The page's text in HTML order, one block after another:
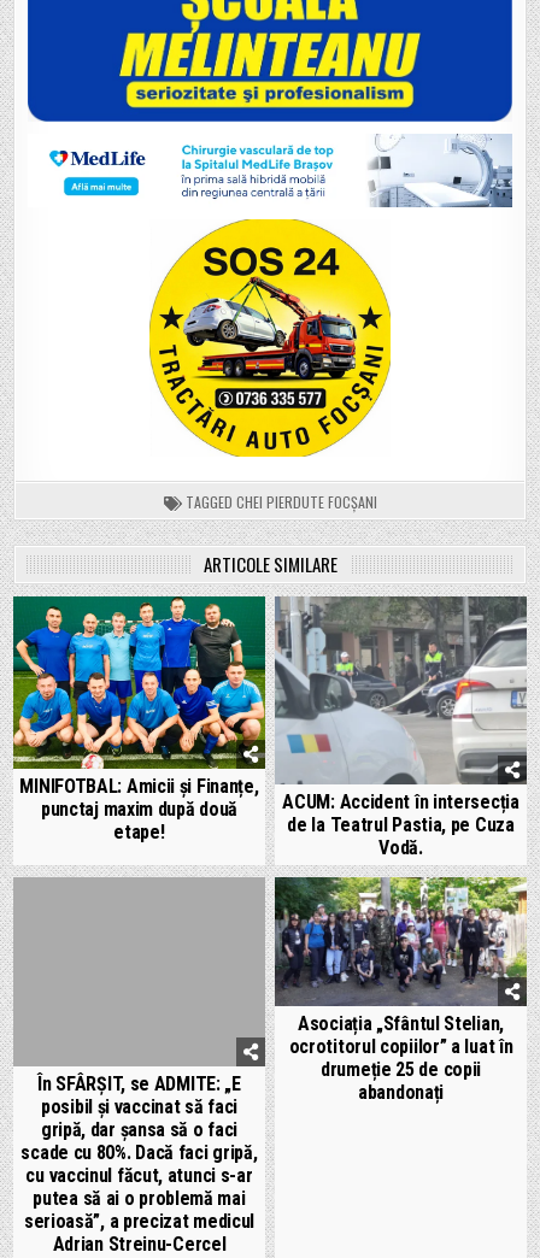
TAGGED CHEI PIERDUTE FOCȘANI
ARTICOLE SIMILARE
MINIFOTBAL: Amicii și Finanțe,
punctaj maxim după două
etape!
ACUM: Accident în intersecția
de la Teatrul Pastia, pe Cuza
Vodă.
În SFÂRȘIT, se ADMITE: „E
posibil și vaccinat să faci
gripă, dar șansa să o faci
scade cu 80%. Dacă faci gripă,
cu vaccinul făcut, atunci s-ar
putea să ai o problemă mai
serioasă”, a precizat medicul
Adrian Streinu-Cercel
Asociația „Sfântul Stelian,
ocrotitorul copiilor” a luat în
drumeție 25 de copii
abandonați